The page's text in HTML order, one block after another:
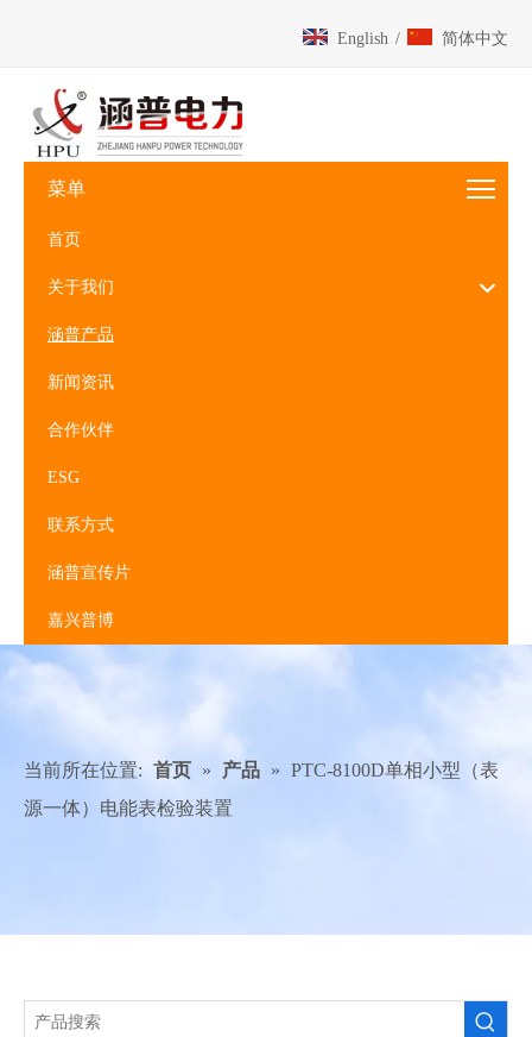
English / 简体中文
菜单
首页
关于我们
涵普产品
新闻资讯
合作伙伴
ESG
联系方式
涵普宣传片
嘉兴普博
当前所在位置: 首页 » 产品 » PTC-8100D单相小型（表
源一体）电能表检验装置